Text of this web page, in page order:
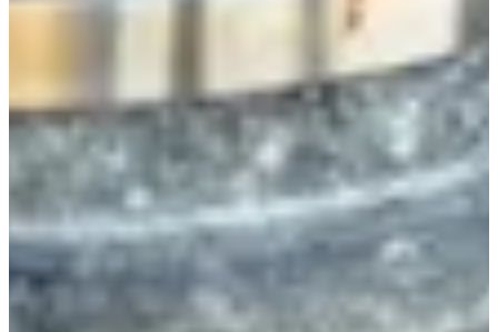
المشروبات
الرئيسية
تيبنياكي الروبيان
فوجي سالمون ناجيزا
ترياكي الدجاج
ترياكي السالمون